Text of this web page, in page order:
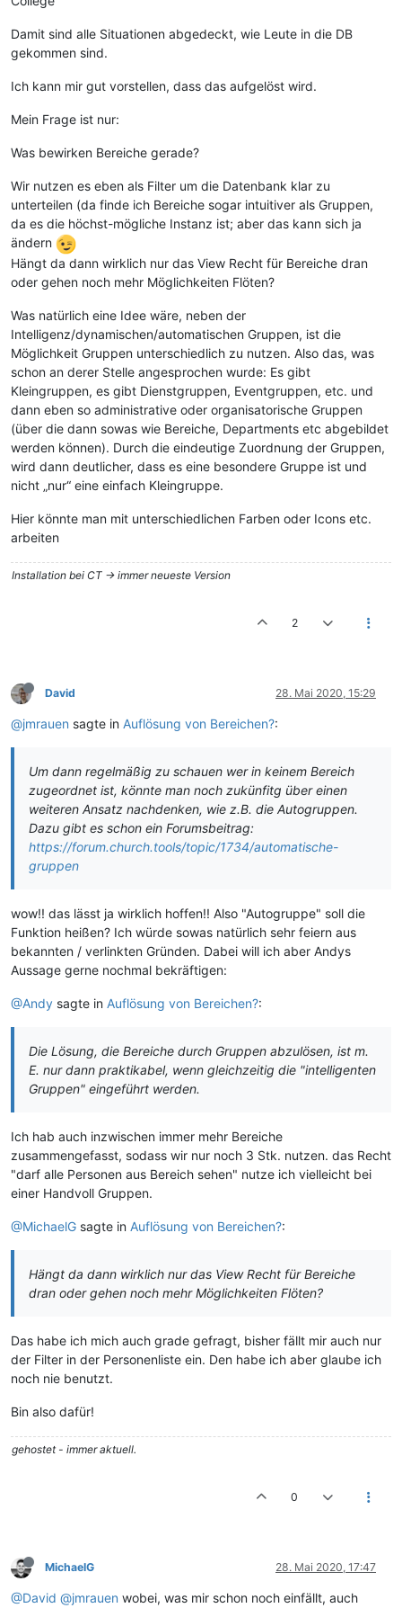
Damit sind alle Situationen abgedeckt, wie Leute in die DB
gekommen sind.
Ich kann mir gut vorstellen, dass das aufgelöst wird.
Mein Frage ist nur:
Was bewirken Bereiche gerade?
Wir nutzen es eben als Filter um die Datenbank klar zu
unterteilen (da finde ich Bereiche sogar intuitiver als Gruppen,
da es die höchst-mögliche Instanz ist; aber das kann sich ja
ändern
Hängt da dann wirklich nur das View Recht für Bereiche dran
oder gehen noch mehr Möglichkeiten Flöten?
Was natürlich eine Idee wäre, neben der
Intelligenz/dynamischen/automatischen Gruppen, ist die
Möglichkeit Gruppen unterschiedlich zu nutzen. Also das, was
schon an derer Stelle angesprochen wurde: Es gibt
Kleingruppen, es gibt Dienstgruppen, Eventgruppen, etc. und
dann eben so administrative oder organisatorische Gruppen
(über die dann sowas wie Bereiche, Departments etc abgebildet
werden können). Durch die eindeutige Zuordnung der Gruppen,
wird dann deutlicher, dass es eine besondere Gruppe ist und
nicht „nur“ eine einfach Kleingruppe.
Hier könnte man mit unterschiedlichen Farben oder Icons etc.
arbeiten
Installation bei CT -> immer neueste Version
2
David 28. Mai 2020, 15:29
@jmrauen sagte in Auflösung von Bereichen?:
Um dann regelmäßig zu schauen wer in keinem Bereich
zugeordnet ist, könnte man noch zukünfitg über einen
weiteren Ansatz nachdenken, wie z.B. die Autogruppen.
Dazu gibt es schon ein Forumsbeitrag:
https://forum.church.tools/topic/1734/automatische-
gruppen
wow!! das lässt ja wirklich hoffen!! Also "Autogruppe" soll die
Funktion heißen? Ich würde sowas natürlich sehr feiern aus
bekannten / verlinkten Gründen. Dabei will ich aber Andys
Aussage gerne nochmal bekräftigen:
@Andy sagte in Auflösung von Bereichen?:
Die Lösung, die Bereiche durch Gruppen abzulösen, ist m.
E. nur dann praktikabel, wenn gleichzeitig die "intelligenten
Gruppen" eingeführt werden.
Ich hab auch inzwischen immer mehr Bereiche
zusammengefasst, sodass wir nur noch 3 Stk. nutzen. das Recht
"darf alle Personen aus Bereich sehen" nutze ich vielleicht bei
einer Handvoll Gruppen.
@MichaelG sagte in Auflösung von Bereichen?:
Hängt da dann wirklich nur das View Recht für Bereiche
dran oder gehen noch mehr Möglichkeiten Flöten?
Das habe ich mich auch grade gefragt, bisher fällt mir auch nur
der Filter in der Personenliste ein. Den habe ich aber glaube ich
noch nie benutzt.
Bin also dafür!
gehostet - immer aktuell.
0
MichaelG 28. Mai 2020, 17:47
@David @jmrauen wobei, was mir schon noch einfällt, auch